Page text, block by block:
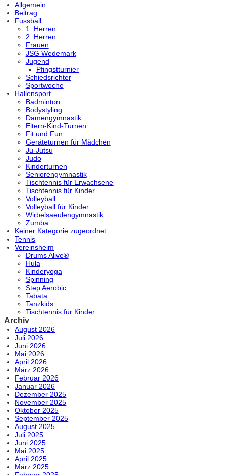
Allgemein
Beitrag
Fussball
1. Herren
2. Herren
Frauen
JSG Wedemark
Jugend
Pfingstturnier
Schiedsrichter
Sportwoche
Hallensport
Badminton
Bodystyling
Damengymnastik
Eltern-Kind-Turnen
Fit und Fun
Geräteturnen für Mädchen
Ju-Jutsu
Judo
Kinderturnen
Seniorengymnastik
Tischtennis für Erwachsene
Tischtennis für Kinder
Volleyball
Volleyball für Kinder
Wirbelsaeulengymnastik
Zumba
Keiner Kategorie zugeordnet
Tennis
Vereinsheim
Drums Alive®
Hula
Kinderyoga
Spinning
Step Aerobic
Tabata
Tanzkids
Tischtennis für Kinder
Archiv
August 2026
Juli 2026
Juni 2026
Mai 2026
April 2026
März 2026
Februar 2026
Januar 2026
Dezember 2025
November 2025
Oktober 2025
September 2025
August 2025
Juli 2025
Juni 2025
Mai 2025
April 2025
März 2025